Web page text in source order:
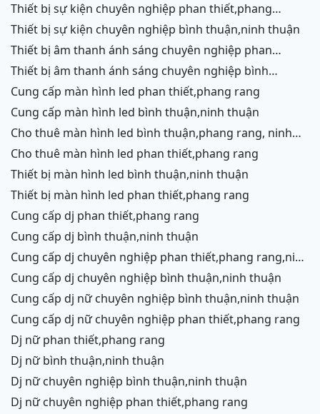
thiết bị sự kiện chuyên nghiệp phan thiết,phang
rang,ninh chữ,vĩnh hy,cam ranh
thiết bị sự kiện chuyên nghiệp bình thuận,ninh thuận
thiết bị âm thanh ánh sáng chuyên nghiệp phan
thiết,phang rang,ninh chữ,vĩnh hy,cam ranh,ninh
thiết bị âm thanh ánh sáng chuyên nghiệp bình
thuận,ninh thuận
cung cấp màn hình led phan thiết,phang rang
cung cấp màn hình led bình thuận,ninh thuận
cho thuê màn hình led bình thuận,phang rang, ninh
thuận
cho thuê màn hình led phan thiết,phang rang
thiết bị màn hình led bình thuận,ninh thuận
thiết bị màn hình led phan thiết,phang rang
cung cấp dj phan thiết,phang rang
cung cấp dj bình thuận,ninh thuận
cung cấp dj chuyên nghiệp phan thiết,phang rang,ninh
chữ,vĩnh hy
cung cấp dj chuyên nghiệp bình thuận,ninh thuận
cung cấp dj nữ chuyên nghiệp bình thuận,ninh thuận
cung cấp dj nữ chuyên nghiệp phan thiết,phang rang
dj nữ phan thiết,phang rang
dj nữ bình thuận,ninh thuận
dj nữ chuyên nghiệp bình thuận,ninh thuận
dj nữ chuyên nghiệp phan thiết,phang rang